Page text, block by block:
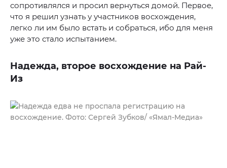
сопротивлялся и просил вернуться домой. Первое,
что я решил узнать у участников восхождения,
легко ли им было встать и собраться, ибо для меня
уже это стало испытанием.
Надежда, второе восхождение на Рай-
Из